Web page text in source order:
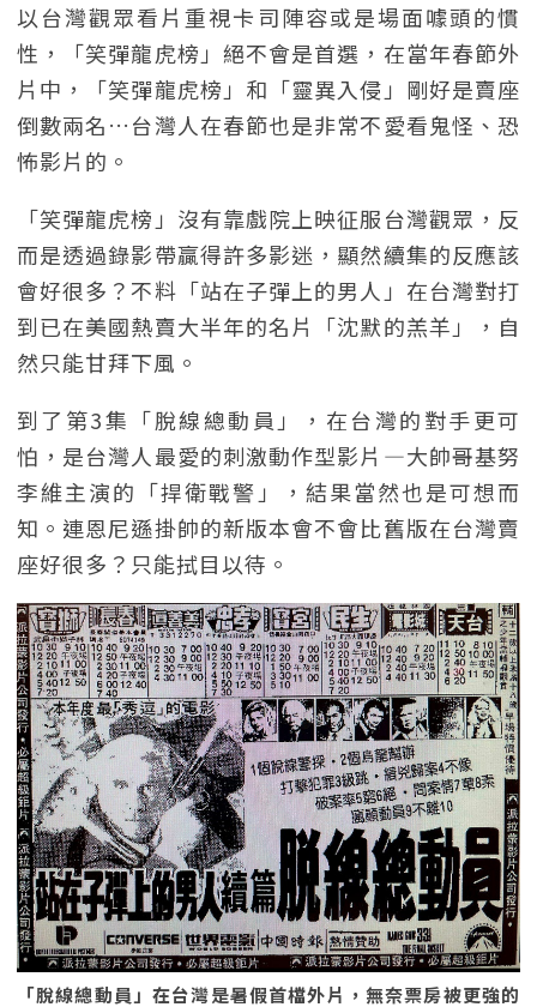
以台灣觀眾看片重視卡司陣容或是場面噱頭的慣
性，「笑彈龍虎榜」絕不會是首選，在當年春節外
片中，「笑彈龍虎榜」和「靈異入侵」剛好是賣座
倒數兩名…台灣人在春節也是非常不愛看鬼怪、恐
怖影片的。
「笑彈龍虎榜」沒有靠戲院上映征服台灣觀眾，反
而是透過錄影帶贏得許多影迷，顯然續集的反應該
會好很多？不料「站在子彈上的男人」在台灣對打
到已在美國熱賣大半年的名片「沈默的羔羊」，自
然只能甘拜下風。
到了第3集「脫線總動員」，在台灣的對手更可
怕，是台灣人最愛的刺激動作型影片—大帥哥基努
李維主演的「捍衛戰警」，結果當然也是可想而
知。連恩尼遜掛帥的新版本會不會比舊版在台灣賣
座好很多？只能拭目以待。
「脫線總動員」在台灣是暑假首檔外片，無奈票房被更強的